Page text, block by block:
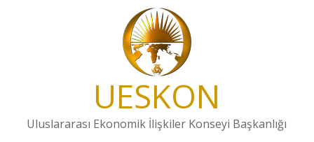
UESKON
Uluslararası Ekonomik İlişkiler Konseyi Başkanlığı